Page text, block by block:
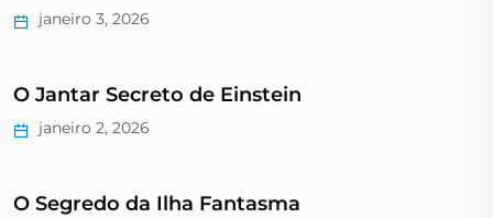
janeiro 3, 2026
O Jantar Secreto de Einstein
janeiro 2, 2026
O Segredo da Ilha Fantasma